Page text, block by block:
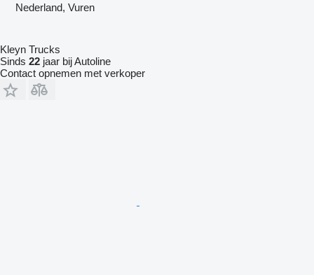
Nederland, Vuren
Kleyn Trucks
Sinds 22 jaar bij Autoline
Contact opnemen met verkoper